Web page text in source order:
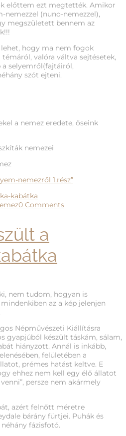
előttem ezt megtették. Amikor
(nuno-nemezzel),
megszületett bennem az
hogy ma nem fogok
valóra váltva sejtésetek,
selyemről(fajtáiról,
szót ejteni.
a nemez eredete, őseink
nemezei
nemezről 1.rész”
0 Comments
a
nem tudom, hogyan is
az a kép jelenjen
Népművészeti Kiállításra
gyapjúból készült táskám, sálam,
hiányzott. Annál is inkább,
felületében a
prémes hatást keltve. E
ehhez nem kell egy élő állatot
persze nem akármely
azért felnőtt méretre
bárány fürtjei. Puhák és
fázisfotó.